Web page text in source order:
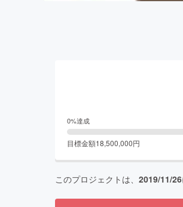
0%達成
目標金額18,500,000円
このプロジェクトは、 2019/11/26